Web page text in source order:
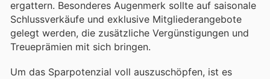
ergattern. Besonderes Augenmerk sollte auf saisonale
Schlussverkäufe und exklusive Mitgliederangebote
gelegt werden, die zusätzliche Vergünstigungen und
Treueprämien mit sich bringen.
Um das Sparpotenzial voll auszuschöpfen, ist es